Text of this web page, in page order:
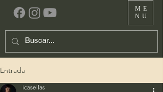
ME
NU
Entrada
icasellas